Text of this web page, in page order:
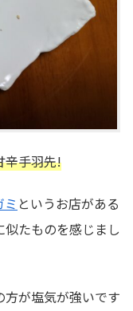
辛手羽先!
ミ というお店がある
たものを感じまし
が塩気が強いです